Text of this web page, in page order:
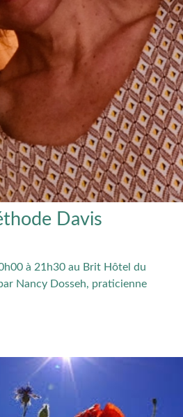
Davis
à 21h30 au Brit Hôtel du
Nancy Dosseh, praticienne